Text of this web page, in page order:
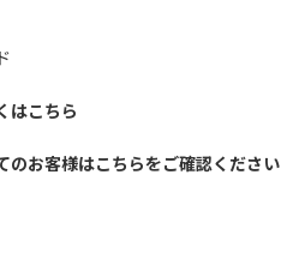
はこちら
のお客様はこちらをご確認ください